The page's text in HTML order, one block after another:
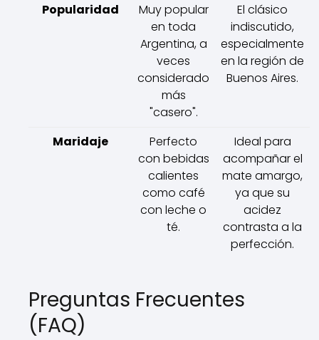
Popularidad
Muy popular
en toda
Argentina, a
veces
considerado
más
"casero".
El clásico
indiscutido,
especialmente
en la región de
Buenos Aires.
Maridaje
Perfecto
con bebidas
calientes
como café
con leche o
té.
Ideal para
acompañar el
mate amargo,
ya que su
acidez
contrasta a la
perfección.
Preguntas Frecuentes
(FAQ)